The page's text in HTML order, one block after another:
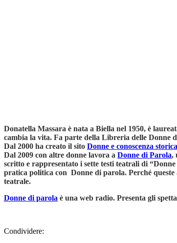
Donatella Massara è nata a Biella nel 1950, è
cambia la vita. Fa parte della Libreria delle Donne
Dal 2000 ha creato il sito Donne e conoscenza storica
Dal 2009 con altre donne lavora a Donne di Parola,
scritto e rappresentato i sette testi teatrali di
pratica politica con Donne di parola. Perché
teatrale.
Donne di parola è una web radio. Presenta gli
Condividere: